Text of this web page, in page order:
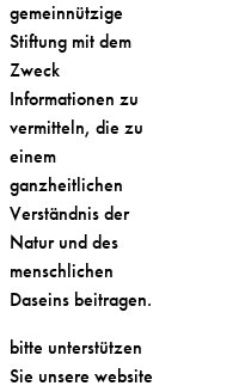
gemeinnützige
Stiftung mit dem
Zweck
Informationen zu
vermitteln, die zu
einem
ganzheitlichen
Verständnis der
Natur und des
menschlichen
Daseins beitragen.
bitte unterstützen
Sie unsere website